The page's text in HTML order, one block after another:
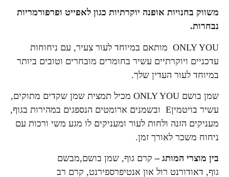
משווק בחנויות אופנה יוקרתיות כגון לאפייט ופרפורמריות
נבחרות.
ONLY YOU מותאם במיוחד לעור צעיר, עם ניחוחות
עדכניים ויוקרתיים עשיר בחומרים מובחרים וטובים ביותר
במיוחד לעור העדין שלך.
שמן בושם ONLY YOU מכיל תמצית שמן שקדים מתוקים,
עשיר בויטמיןE ובשמנים ארומטים הנספגים במהירות בגוף,
מעניקים הזנה ולחות לעור ומעניקים לו מגע משי ורכות עם
ניחוח משכר לאורך זמן.
בין מוצרי המותג –קרם גוף, שמן בושם,מבשם
גוף, דאודורנט רול און אנטיפרספירנט, קרם רב